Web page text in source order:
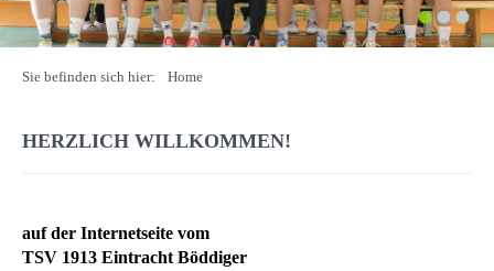
1 2 3
Sie befinden sich hier: Home
HERZLICH WILLKOMMEN!
auf der Internetseite vom
TSV 1913 Eintracht Böddiger